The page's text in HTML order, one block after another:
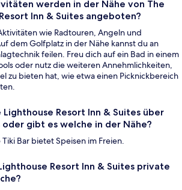
werden in der Nähe von The
Inn & Suites angeboten?
wie Radtouren, Angeln und
dem Golfplatz in der Nähe kannst du an
feilen. Freu dich auf ein Bad in einem
oder nutz die weiteren Annehmlichkeiten,
zu bieten hat, wie etwa einen Picknickbereich
Resort Inn & Suites über
oder gibt es welche in der Nähe?
Bar bietet Speisen im Freien.
Resort Inn & Suites private